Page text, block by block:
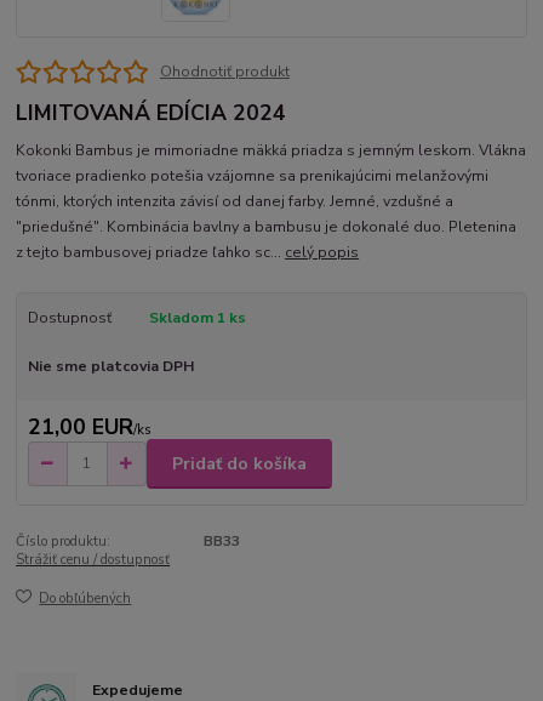
Ohodnotiť produkt
LIMITOVANÁ EDÍCIA 2024
Kokonki Bambus je mimoriadne mäkká priadza s jemným leskom. Vlákna
tvoriace pradienko potešia vzájomne sa prenikajúcimi melanžovými
tónmi, ktorých intenzita závisí od danej farby. Jemné, vzdušné a
"priedušné". Kombinácia bavlny a bambusu je dokonalé duo. Pletenina
z tejto bambusovej priadze ľahko sc... celý popis
Dostupnosť Skladom 1 ks
Nie sme platcovia DPH
21,00 EUR/ks
Pridať do košíka
Číslo produktu:
BB33
Strážiť cenu / dostupnosť
Do obľúbených
Expedujeme